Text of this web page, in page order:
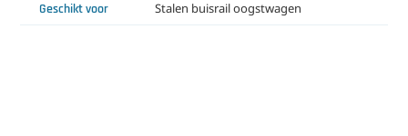
Geschikt voor Stalen buisrail oogstwagen